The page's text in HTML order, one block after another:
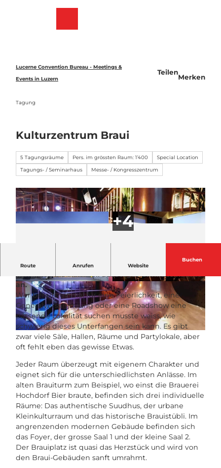
Lucerne Convention Bureau - Meetings &
Events in Luzern
Tagung
Teilen
Merken
Kulturzentrum Braui
5 Tagungsräume Pers. im grössten Raum: 1’400
Special Location
Tagungs- / Seminarhaus
Messe- / Kongresszentrum
© Braui Hochdorf | CC-BY-NC-ND
c
s
m
_
K
u
l
u
r
z
e
n
t
r
u
m
_
c
s
m
_
B
r
a
_
i
n
n
e
n
3
_
e
Route Anrufen Website
Buchen
Das Kulturzentrum Braui im Luzerner Seetal bietet
mehr als eine Handvoll aussergewöhnliche Räume
an.
Wer bereits einmal für eine Feierlichkeit, eine
Generalversammlung oder eine Roadshow eine
passende Lokalität suchen musste weiss, wie
schwierig dieses Unterfangen sein kann. Es gibt
zwar viele Säle, Hallen, Räume und Partylokale, aber
oft fehlt eben das gewisse Etwas.
Jeder Raum überzeugt mit eigenem Charakter und
eignet sich für die unterschiedlichsten Anlässe. Im
alten Brauiturm zum Beispiel, wo einst die Brauerei
Hochdorf Bier braute, befinden sich drei individuelle
Räume: Das authentische Suudhus, der urbane
Kleinkulturraum und das historische Brauistübli. Im
angrenzenden modernen Gebäude befinden sich
das Foyer, der grosse Saal 1 und der kleine Saal 2.
Der Brauiplatz ist quasi das Herzstück und wird von
den Braui-Gebäuden sanft umrahmt.